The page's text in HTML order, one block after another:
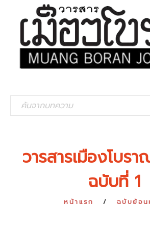
วารสารเมืองโบร
ฉบับที่ 1
หน้าแรก ฉบับย้อน